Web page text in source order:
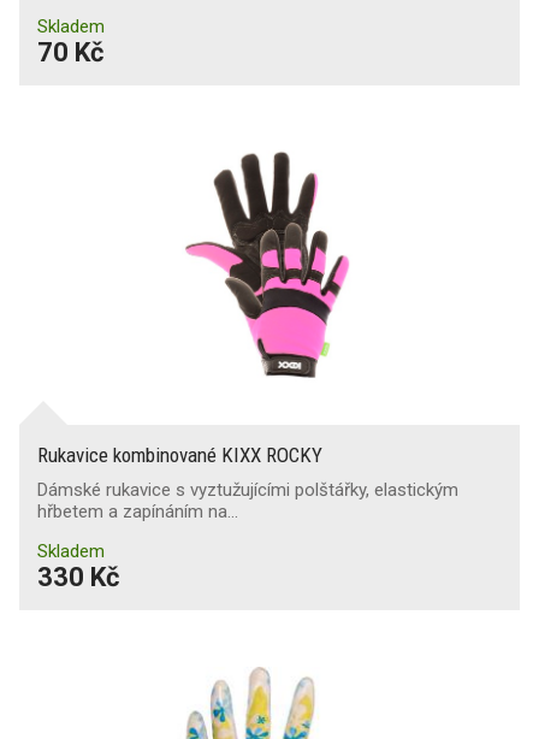
Skladem
70 Kč
Rukavice kombinované KIXX ROCKY
Dámské rukavice s vyztužujícími polštářky, elastickým
hřbetem a zapínáním na…
Skladem
330 Kč